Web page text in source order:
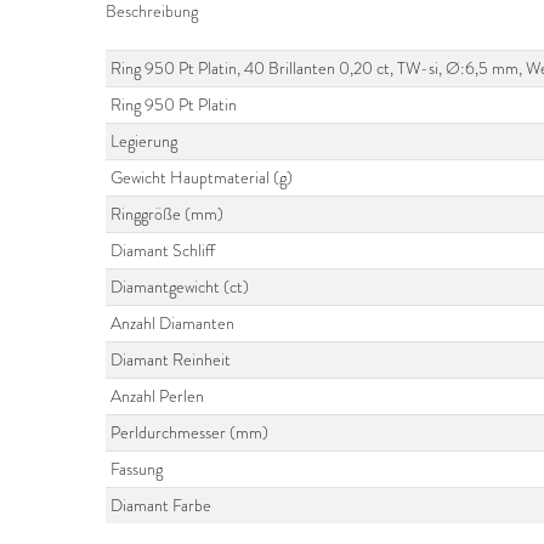
Beschreibung
Ring 950 Pt Platin, 40 Brillanten 0,20 ct, TW-si, Ø:6,5 mm,
Ring 950 Pt Platin
Legierung
Gewicht Hauptmaterial (g)
Ringgröße (mm)
Diamant Schliff
Diamantgewicht (ct)
Anzahl Diamanten
Diamant Reinheit
Anzahl Perlen
Perldurchmesser (mm)
Fassung
Diamant Farbe